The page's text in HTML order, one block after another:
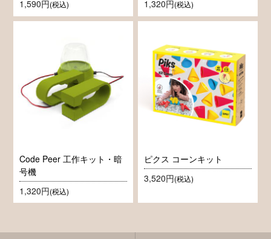
1,590円(税込)
1,320円(税込)
Code Peer 工作キット・暗
号機
1,320円(税込)
ピクス コーンキット
3,520円(税込)